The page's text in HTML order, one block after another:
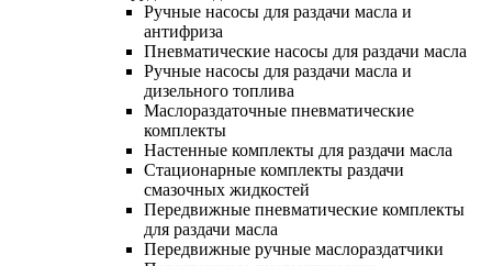
Ручные насосы для раздачи масла и
антифриза
Пневматические насосы для раздачи масла
Ручные насосы для раздачи масла и
дизельного топлива
Маслораздаточные пневматические
комплекты
Настенные комплекты для раздачи масла
Стационарные комплекты раздачи
смазочных жидкостей
Передвижные пневматические комплекты
для раздачи масла
Передвижные ручные маслораздатчики